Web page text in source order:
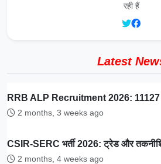
रही हैं
Latest
RRB ALP Recruitment 2026: 11127
2 months, 3 weeks ago
CSIR-SERC भर्ती 2026: ट्रेड और
2 months, 4 weeks ago